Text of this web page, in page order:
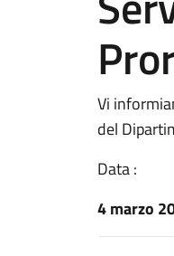
Vi
del
Data :
4 marzo